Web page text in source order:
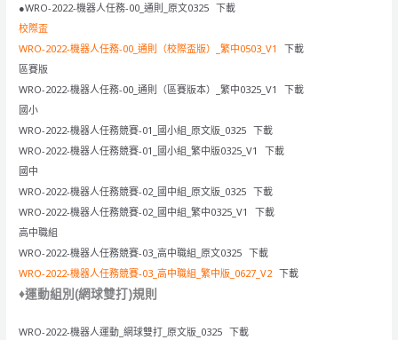
●WRO-2022-機器人任務-00_通則_原文0325 下載
校際盃
WRO-2022-機器人任務-00_通則（校際盃版）_繁中0503_V1
下載
區賽版
WRO-2022-機器人任務-00_通則（區賽版本）_繁中0325_V1
下載
國小
WRO-2022-機器人任務競賽-01_國小組_原文版_0325 下載
WRO-2022-機器人任務競賽-01_國小組_繁中版0325_V1
下載
國中
WRO-2022-機器人任務競賽-02_國中組_原文版_0325 下載
WRO-2022-機器人任務競賽-02_國中組_繁中0325_V1
下載
高中職組
WRO-2022-機器人任務競賽-03_高中職組_原文0325 下載
WRO-2022-機器人任務競賽-03_高中職組_繁中版_0627_V2 下載
♦運動組別(網球雙打)規則
WRO-2022-機器人運動_網球雙打_原文版_0325 下載